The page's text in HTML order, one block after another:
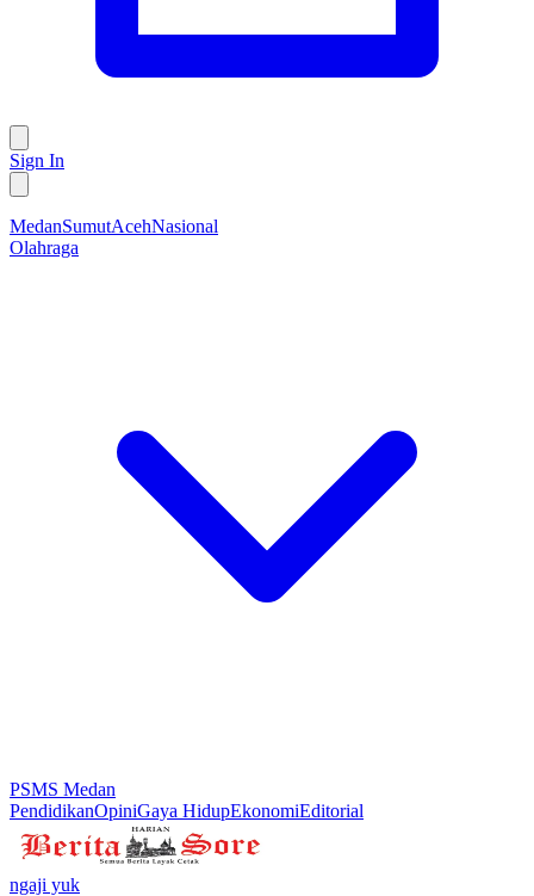
Sign In
MedanSumutAcehNasional
Olahraga
PSMS Medan
PendidikanOpiniGaya HidupEkonomiEditorial
ngaji yuk